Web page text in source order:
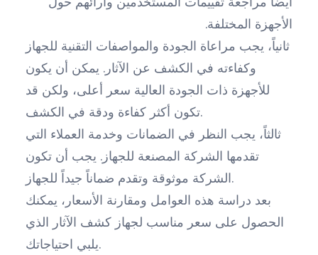
الأجهزة المختلفة.
ثانياً، يجب مراعاة الجودة والمواصفات التقنية للجهاز
وكفاءته في الكشف عن الآثار. يمكن أن يكون
للأجهزة ذات الجودة العالية سعر أعلى، ولكن قد
تكون أكثر كفاءة ودقة في الكشف.
ثالثاً، يجب النظر في الضمانات وخدمة العملاء التي
تقدمها الشركة المصنعة للجهاز. يجب أن تكون
الشركة موثوقة وتقدم ضماناً جيداً للجهاز.
بعد دراسة هذه العوامل ومقارنة الأسعار، يمكنك
الحصول على سعر مناسب لجهاز كشف الآثار الذي
يلبي احتياجاتك.